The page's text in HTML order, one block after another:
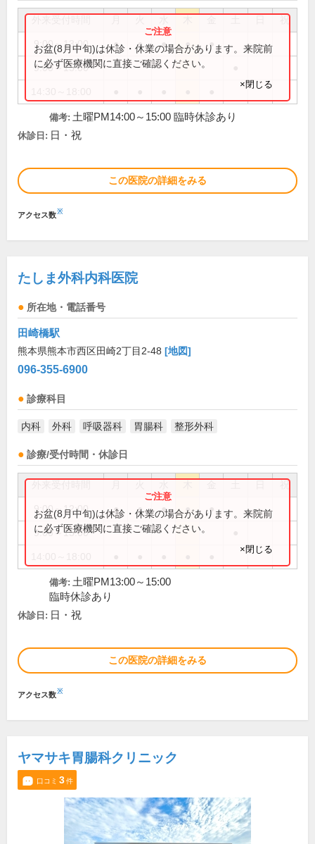
祝
9:00～13:00 ● ● ● ● ●
9:00～15:00
お盆(8月中旬)は休診・休業の場合があります。来院前
に必ず医療機関に直接ご確認ください。
×閉じる
備考: 土曜PM14:00～15:00 臨時休診あり
休診日: 日・祝
この医院の詳細をみる
アクセス数※
たしま外科内科医院
所在地・電話番号
田崎橋駅
熊本県熊本市西区田崎2丁目2-48 [地図]
096-355-6900
診療科目
内科 外科 呼吸器科 胃腸科 整形外科
診療/受付時間・休診日
祝
9:00～12:00 ● ● ● ● ●
9:00～15:00
お盆(8月中旬)は休診・休業の場合があります。来院前
に必ず医療機関に直接ご確認ください。
×閉じる
備考: 土曜PM13:00～15:00
臨時休診あり
休診日: 日・祝
この医院の詳細をみる
アクセス数※
ヤマサキ胃腸科クリニック
口コミ 3件